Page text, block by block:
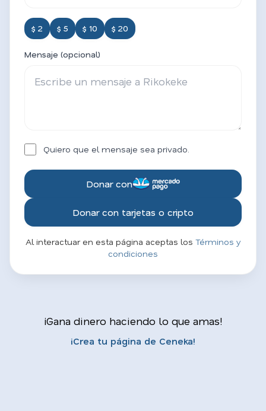
$ 2 $ 5 $ 10 $ 20
Mensaje (opcional)
Quiero que el mensaje sea privado.
Donar con
Donar con tarjetas o cripto
Al interactuar en esta página aceptas los Términos y
condiciones
¡Gana dinero haciendo lo que amas!
¡Crea tu página de Ceneka!